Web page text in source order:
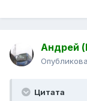
Андрей
Цитата